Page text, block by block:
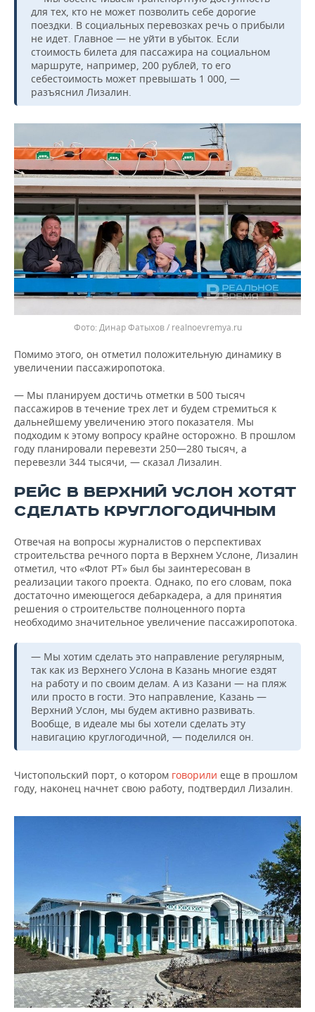
для тех, кто не может позволить себе дорогие
поездки. В социальных перевозках речь о прибыли
не идет. Главное — не уйти в убыток. Если
стоимость билета для пассажира на социальном
маршруте, например, 200 рублей, то его
себестоимость может превышать 1 000, —
разъяснил Лизалин.
Динар Фатыхов / realnoevremya.ru
Помимо этого, он отметил положительную динамику в
увеличении пассажиропотока.
— Мы планируем достичь отметки в 500 тысяч
пассажиров в течение трех лет и будем стремиться к
дальнейшему увеличению этого показателя. Мы
подходим к этому вопросу крайне осторожно. В прошлом
году планировали перевезти 250—280 тысяч, а
перевезли 344 тысячи, — сказал Лизалин.
РЕЙС В ВЕРХНИЙ УСЛОН ХОТЯТ
СДЕЛАТЬ КРУГЛОГОДИЧНЫМ
Отвечая на вопросы журналистов о перспективах
строительства речного порта в Верхнем Услоне, Лизалин
отметил, что «Флот РТ» был бы заинтересован в
реализации такого проекта. Однако, по его словам, пока
достаточно имеющегося дебаркадера, а для принятия
решения о строительстве полноценного порта
необходимо значительное увеличение пассажиропотока.
— Мы хотим сделать это направление регулярным,
так как из Верхнего Услона в Казань многие ездят
на работу и по своим делам. А из Казани — на пляж
или просто в гости. Это направление, Казань —
Верхний Услон, мы будем активно развивать.
Вообще, в идеале мы бы хотели сделать эту
навигацию круглогодичной, — поделился он.
Чистопольский порт, о котором говорили еще в прошлом
году, наконец начнет свою работу, подтвердил Лизалин.